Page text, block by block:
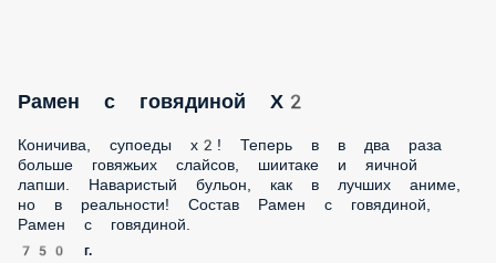
Коничива, супоеды x2! Теперь в в два раза больше
бульон, как в лучших аниме, но в реальности! Состав
Рамен с говядиной, Рамен с говядиной.
750 г.
599 ₽